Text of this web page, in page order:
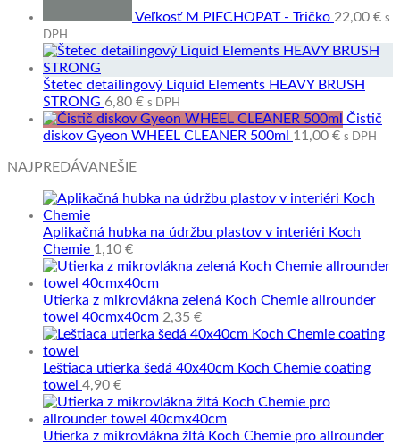
Veľkosť M PIECHOPAT - Tričko 22,00 € s
DPH
Štetec detailingový Liquid Elements HEAVY BRUSH
STRONG 6,80 € s DPH
Čistič
diskov Gyeon WHEEL CLEANER 500ml 11,00 € s DPH
NAJPREDÁVANEŠIE
Aplikačná hubka na údržbu plastov v interiéri Koch
Chemie 1,10 €
Utierka z mikrovlákna zelená Koch Chemie allrounder
towel 40cmx40cm 2,35 €
Leštiaca utierka šedá 40x40cm Koch Chemie coating
towel 4,90 €
Utierka z mikrovlákna žltá Koch Chemie pro allrounder